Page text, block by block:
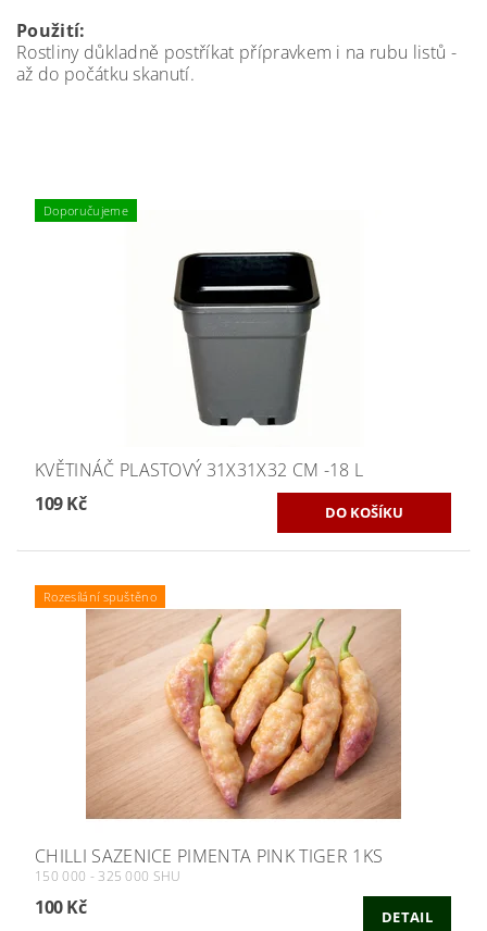
Použití:
Rostliny důkladně postříkat přípravkem i na rubu listů -
až do počátku skanutí.
Doporučujeme
KVĚTINÁČ PLASTOVÝ 31X31X32 CM -18 L
109 Kč
Rozesílání spuštěno
CHILLI SAZENICE PIMENTA PINK TIGER 1KS
150 000 - 325 000 SHU
100 Kč DETAIL